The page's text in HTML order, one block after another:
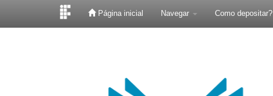
Página inicial Navegar Como depositar?